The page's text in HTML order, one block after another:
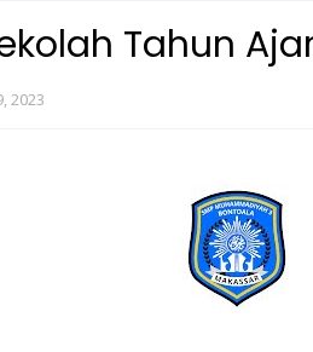
Tahun
2023